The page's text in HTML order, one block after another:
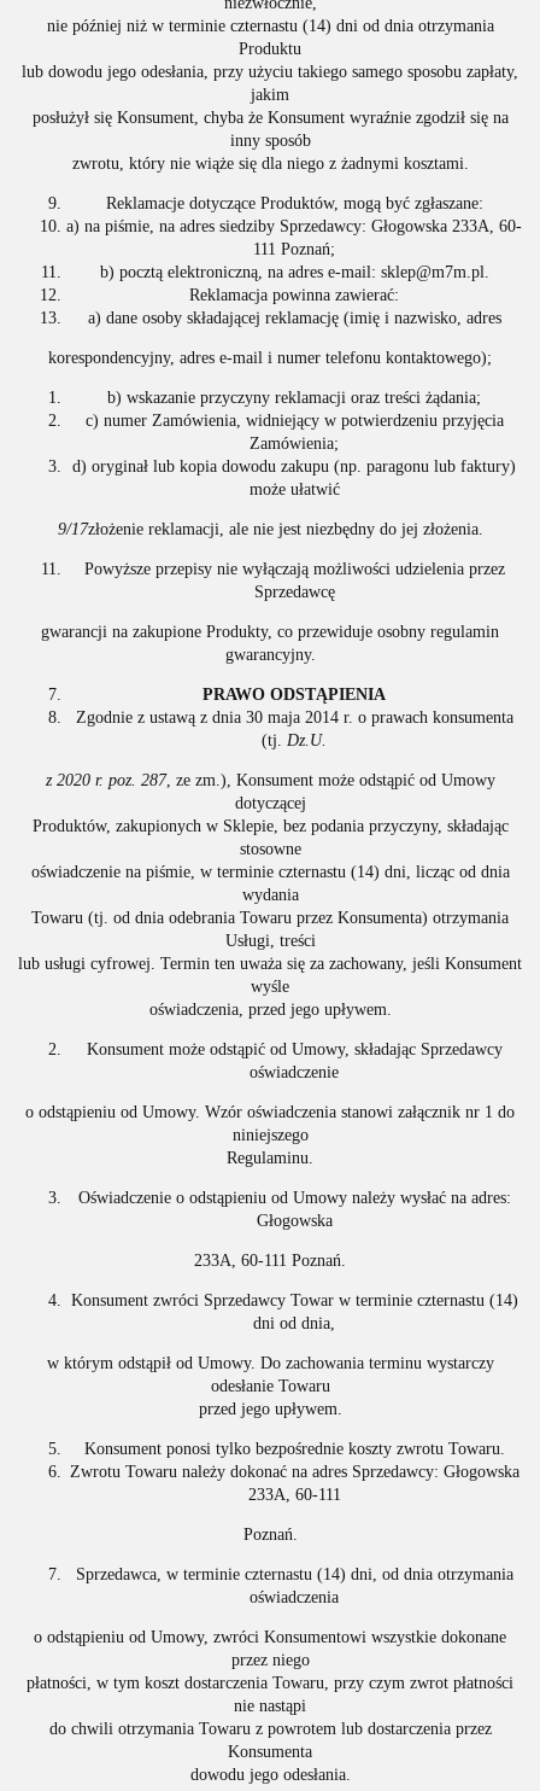
nie później niż w terminie czternastu (14) dni od dnia otrzymania
Produktu
lub dowodu jego odesłania, przy użyciu takiego samego sposobu zapłaty,
jakim
posłużył się Konsument, chyba że Konsument wyraźnie zgodził się na
inny sposób
zwrotu, który nie wiąże się dla niego z żadnymi kosztami.
Reklamacje dotyczące Produktów, mogą być zgłaszane:
a) na piśmie, na adres siedziby Sprzedawcy: Głogowska 233A, 60-
111 Poznań;
b) pocztą elektroniczną, na adres e-mail: sklep@m7m.pl.
Reklamacja powinna zawierać:
a) dane osoby składającej reklamację (imię i nazwisko, adres
korespondencyjny, adres e-mail i numer telefonu kontaktowego);
b) wskazanie przyczyny reklamacji oraz treści żądania;
c) numer Zamówienia, widniejący w potwierdzeniu przyjęcia
Zamówienia;
d) oryginał lub kopia dowodu zakupu (np. paragonu lub faktury)
może ułatwić
9/17złożenie reklamacji, ale nie jest niezbędny do jej złożenia.
Powyższe przepisy nie wyłączają możliwości udzielenia przez
Sprzedawcę
gwarancji na zakupione Produkty, co przewiduje osobny regulamin
gwarancyjny.
PRAWO ODSTĄPIENIA
Zgodnie z ustawą z dnia 30 maja 2014 r. o prawach konsumenta
(tj. Dz.U.
z 2020 r. poz. 287, ze zm.), Konsument może odstąpić od Umowy
dotyczącej
Produktów, zakupionych w Sklepie, bez podania przyczyny, składając
stosowne
oświadczenie na piśmie, w terminie czternastu (14) dni, licząc od dnia
wydania
Towaru (tj. od dnia odebrania Towaru przez Konsumenta) otrzymania
Usługi, treści
lub usługi cyfrowej. Termin ten uważa się za zachowany, jeśli Konsument
wyśle
oświadczenia, przed jego upływem.
Konsument może odstąpić od Umowy, składając Sprzedawcy
oświadczenie
o odstąpieniu od Umowy. Wzór oświadczenia stanowi załącznik nr 1 do
niniejszego
Regulaminu.
Oświadczenie o odstąpieniu od Umowy należy wysłać na adres:
Głogowska
233A, 60-111 Poznań.
Konsument zwróci Sprzedawcy Towar w terminie czternastu (14)
dni od dnia,
w którym odstąpił od Umowy. Do zachowania terminu wystarczy
odesłanie Towaru
przed jego upływem.
Konsument ponosi tylko bezpośrednie koszty zwrotu Towaru.
Zwrotu Towaru należy dokonać na adres Sprzedawcy: Głogowska
233A, 60-111
Poznań.
Sprzedawca, w terminie czternastu (14) dni, od dnia otrzymania
oświadczenia
o odstąpieniu od Umowy, zwróci Konsumentowi wszystkie dokonane
przez niego
płatności, w tym koszt dostarczenia Towaru, przy czym zwrot płatności
nie nastąpi
do chwili otrzymania Towaru z powrotem lub dostarczenia przez
Konsumenta
dowodu jego odesłania.